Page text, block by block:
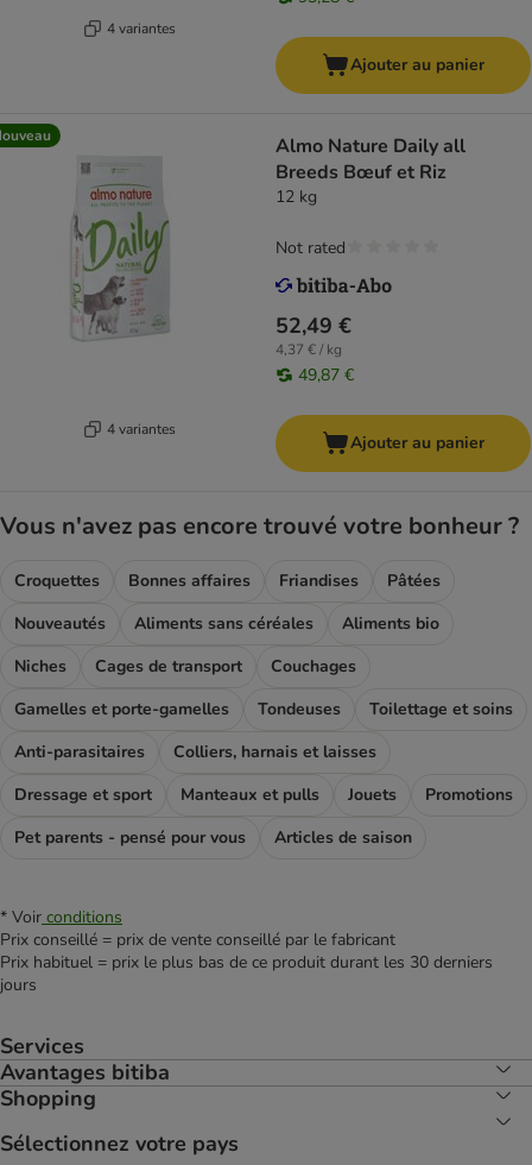
4 variantes
Ajouter au panier
4 variantes
Almo Nature Daily all
Breeds Bœuf et Riz
12 kg
52,49 €
4,37 € / kg
49,87 €
Not rated
Ajouter au panier
Vous n'avez pas encore trouvé votre bonheur ?
Croquettes Bonnes affaires Friandises
Pâtées
Nouveautés
Aliments sans céréales
Aliments bio
Niches
Cages de transport
Couchages
Gamelles et porte-gamelles
Tondeuses
Toilettage et soins
Anti-parasitaires
Colliers, harnais et laisses
Dressage et sport
Manteaux et pulls Jouets
Promotions
Pet parents - pensé pour vous
Articles de saison
* Voir conditions
Prix conseillé = prix de vente conseillé par le fabricant
Prix habituel = prix le plus bas de ce produit durant les 30 derniers
jours
Services
Avantages bitiba
Shopping
Sélectionnez votre pays